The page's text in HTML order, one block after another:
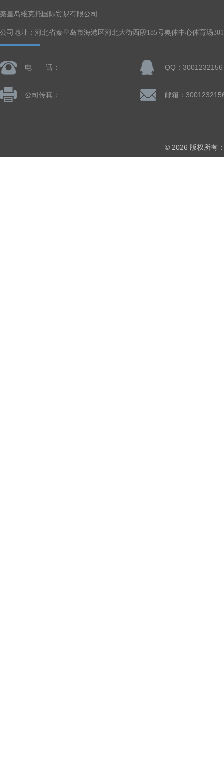
秦皇岛维克托国际贸易有限公司
公司地址：河北省秦皇岛市海港区河北大街西段185号奥体中心体育场
电 话： QQ：3001232156
公司传真： 邮箱：
© 2026 版权所有